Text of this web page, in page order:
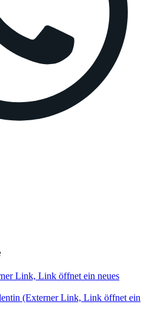
Link, Link öffnet ein neues
(Externer Link, Link öffnet ein